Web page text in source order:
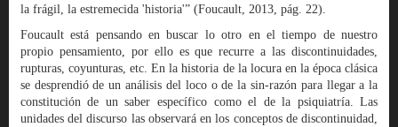
la frágil, la estremecida 'historia'” (Foucault, 2013, pág. 22).
Foucault está pensando en buscar lo otro en el tiempo de nuestro
propio pensamiento, por ello es que recurre a las discontinuidades,
rupturas, coyunturas, etc. En la historia de la locura en la época clásica
se desprendió de un análisis del loco o de la sin-razón para llegar a la
constitución de un saber específico como el de la psiquiatría. Las
unidades del discurso las observará en los conceptos de discontinuidad,